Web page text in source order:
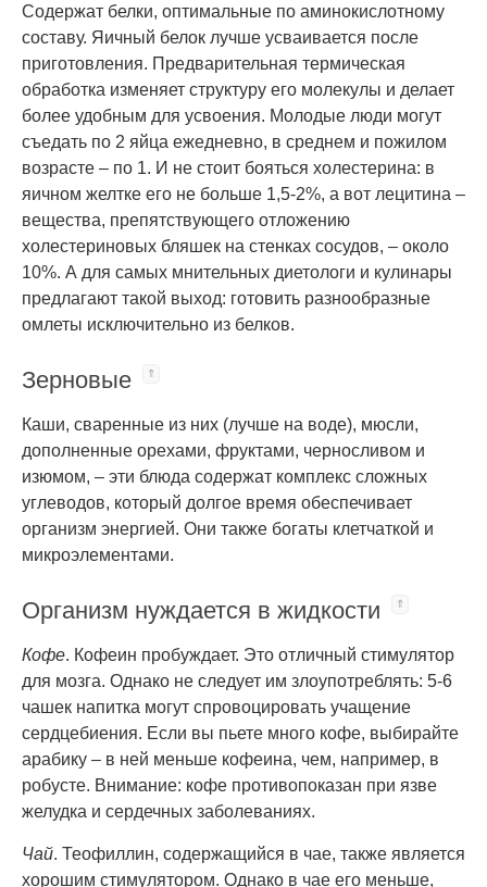
Содержат белки, оптимальные по аминокислотному
составу. Яичный белок лучше усваивается после
приготовления. Предварительная термическая
обработка изменяет структуру его молекулы и делает
более удобным для усвоения. Молодые люди могут
съедать по 2 яйца ежедневно, в среднем и пожилом
возрасте – по 1. И не стоит бояться холестерина: в
яичном желтке его не больше 1,5-2%, а вот лецитина –
вещества, препятствующего отложению
холестериновых бляшек на стенках сосудов, – около
10%. А для самых мнительных диетологи и кулинары
предлагают такой выход: готовить разнообразные
омлеты исключительно из белков.
Зерновые
Каши, сваренные из них (лучше на воде), мюсли,
дополненные орехами, фруктами, черносливом и
изюмом, – эти блюда содержат комплекс сложных
углеводов, который долгое время обеспечивает
организм энергией. Они также богаты клетчаткой и
микроэлементами.
Организм нуждается в жидкости
Кофе. Кофеин пробуждает. Это отличный стимулятор
для мозга. Однако не следует им злоупотреблять: 5-6
чашек напитка могут спровоцировать учащение
сердцебиения. Если вы пьете много кофе, выбирайте
арабику – в ней меньше кофеина, чем, например, в
робусте. Внимание: кофе противопоказан при язве
желудка и сердечных заболеваниях.
Чай. Теофиллин, содержащийся в чае, также является
хорошим стимулятором. Однако в чае его меньше,